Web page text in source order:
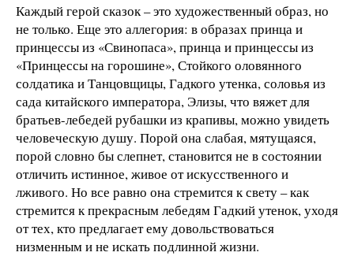
Каждый герой сказок – это художественный образ, но
не только. Еще это аллегория: в образах принца и
принцессы из «Свинопаса», принца и принцессы из
«Принцессы на горошине», Стойкого оловянного
солдатика и Танцовщицы, Гадкого утенка, соловья из
сада китайского императора, Элизы, что вяжет для
братьев-лебедей рубашки из крапивы, можно увидеть
человеческую душу. Порой она слабая, мятущаяся,
порой словно бы слепнет, становится не в состоянии
отличить истинное, живое от искусственного и
лживого. Но все равно она стремится к свету – как
стремится к прекрасным лебедям Гадкий утенок, уходя
от тех, кто предлагает ему довольствоваться
низменным и не искать подлинной жизни.